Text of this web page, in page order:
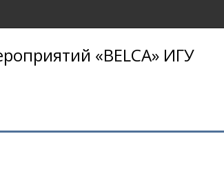
«BELCA» ИГУ